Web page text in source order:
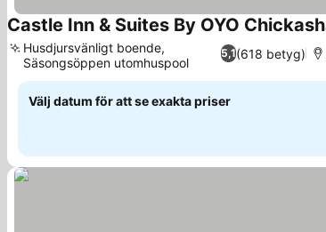
Castle Inn & Suites By OYO
5,1(618 betyg)
Husdjursvänligt boende,
Säsongsöppen utomhuspool
Välj datum för att se exakta priser